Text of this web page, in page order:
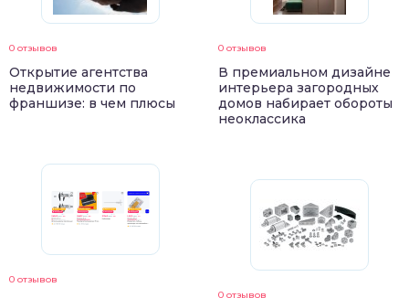
0 отзывов
Открытие агентства
недвижимости по
франшизе: в чем плюсы
0 отзывов
0 отзывов
В премиальном дизайне
интерьера загородных
домов набирает обороты
неоклассика
0 отзывов